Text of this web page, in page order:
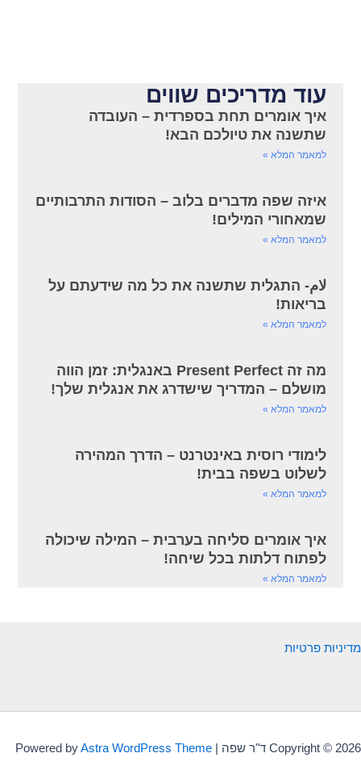
עוד מדריכים שווים
איך אומרים תחת בספרדית – העובדה
שתשנה את טיולכם הבא!
למאמר המלא »
איזה שפה מדברים בלוב – הסודות התרבותיים
שמאחורי המילים!
למאמר המלא »
لام- התגלית שתשנה את כל מה שידעתם על
בריאות!
למאמר המלא »
מה זה Present Perfect באנגלית: זמן הווה
מושלם – המדריך שישדרג את אנגלית שלך!
למאמר המלא »
לימודי רוסית באינטרנט – הדרך המהירה
לשלוט בשפה בבית!
למאמר המלא »
איך אומרים סליחה בערבית – המילה שיכולה
לפתוח דלתות בכל שיחה!
למאמר המלא »
מדיניות פרטיות
Copyright © 2026 ד"ר שפה | Powered by Astra WordPress Theme